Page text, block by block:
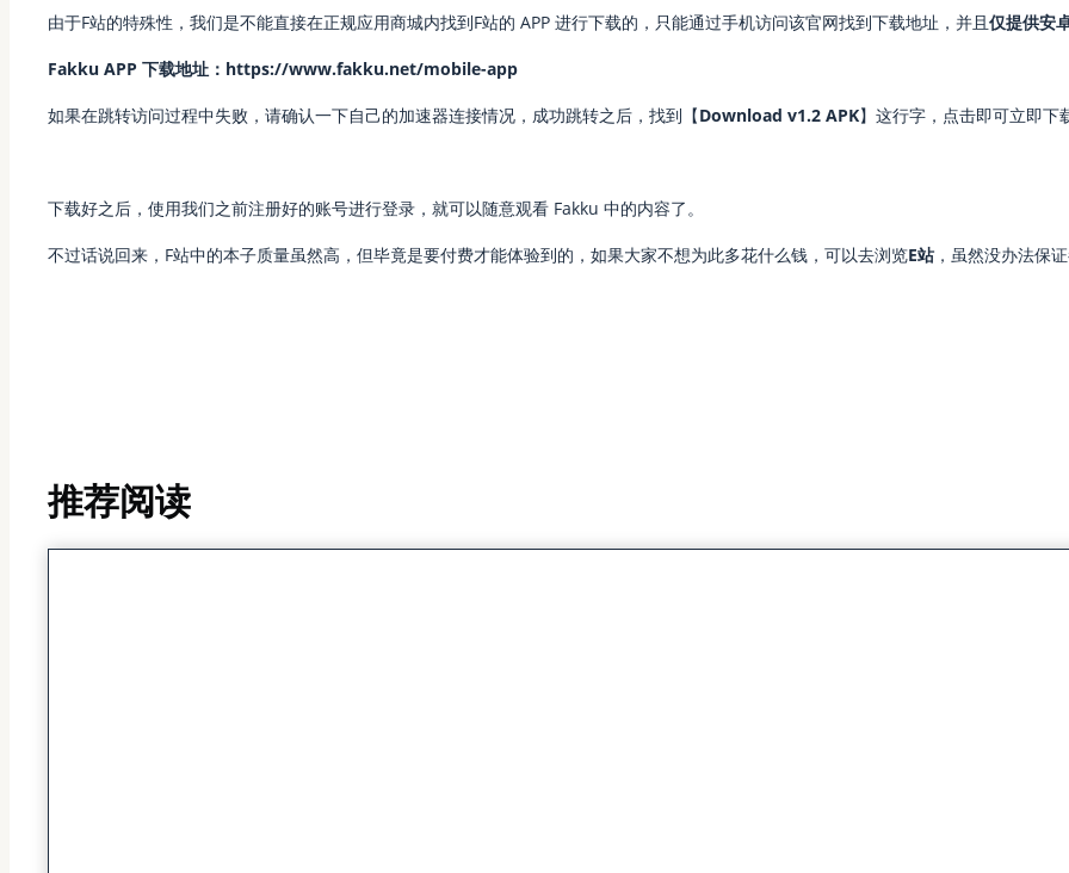
由于F站的特殊性，我们是不能直接在正规应用商城内找到F站的 APP 进行下载的，只能通过手机访问该官网找到下载地址，并且仅提供安
Fakku APP 下载地址：https://www.fakku.net/mobile-app
如果在跳转访问过程中失败，请确认一下自己的加速器连接情况，成功跳转之后，找到【Download v1.2 APK】这行字，点击即可立即下
下载好之后，使用我们之前注册好的账号进行登录，就可以随意观看 Fakku 中的内容了。
不过话说回来，F站中的本子质量虽然高，但毕竟是要付费才能体验到的，如果大家不想为此多花什么钱，可以去浏览E站 ，虽然没办法保
推荐阅读